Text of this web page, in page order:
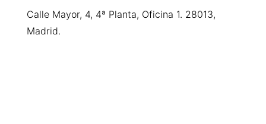
Calle Mayor, 4, 4ª Planta, Oficina 1. 28013,
Madrid.